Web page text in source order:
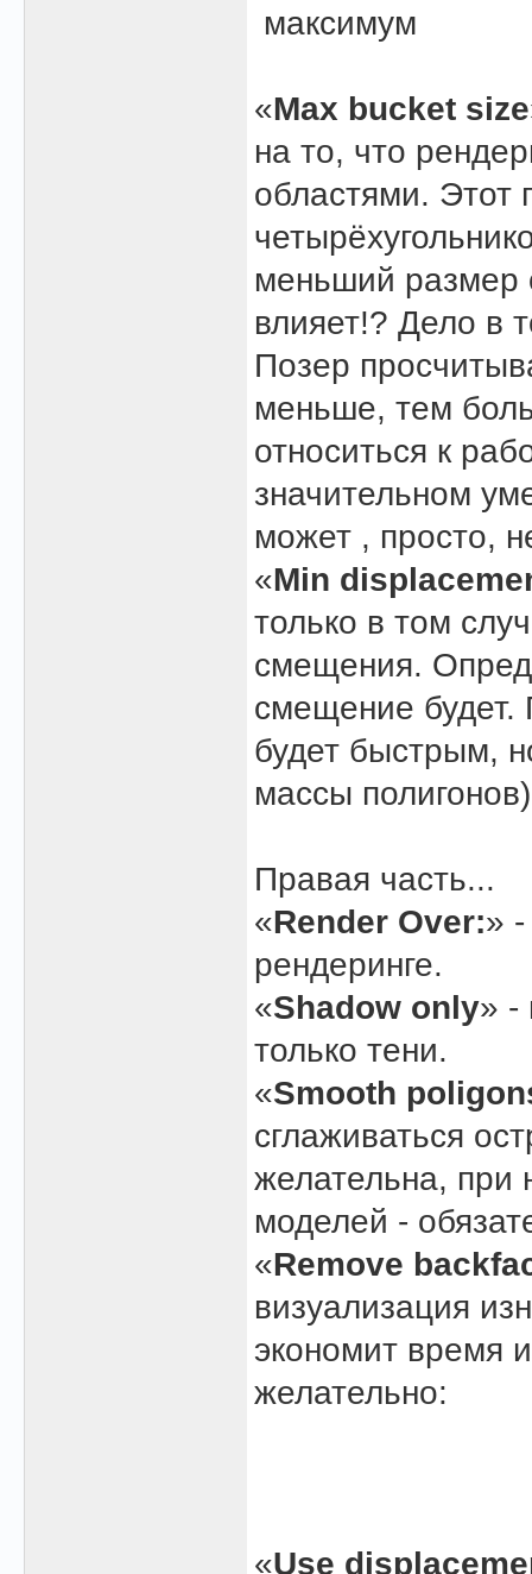
максимум
«Max bucket size
на то, что
областями. Этот
меньший размер
влияет!? Дело в
Позер
меньше, тем
относиться к
значительном
может , просто,
«Min
только в том
смещения.
смещение будет.
будет быстрым,
массы
Правая часть...
«Render Over:»
рендеринге.
«Shadow only» -
только тени.
«Smooth
сглаживаться
желательна, при
моделей -
«Remove
визуализация
экономит время
желательно:
«Use